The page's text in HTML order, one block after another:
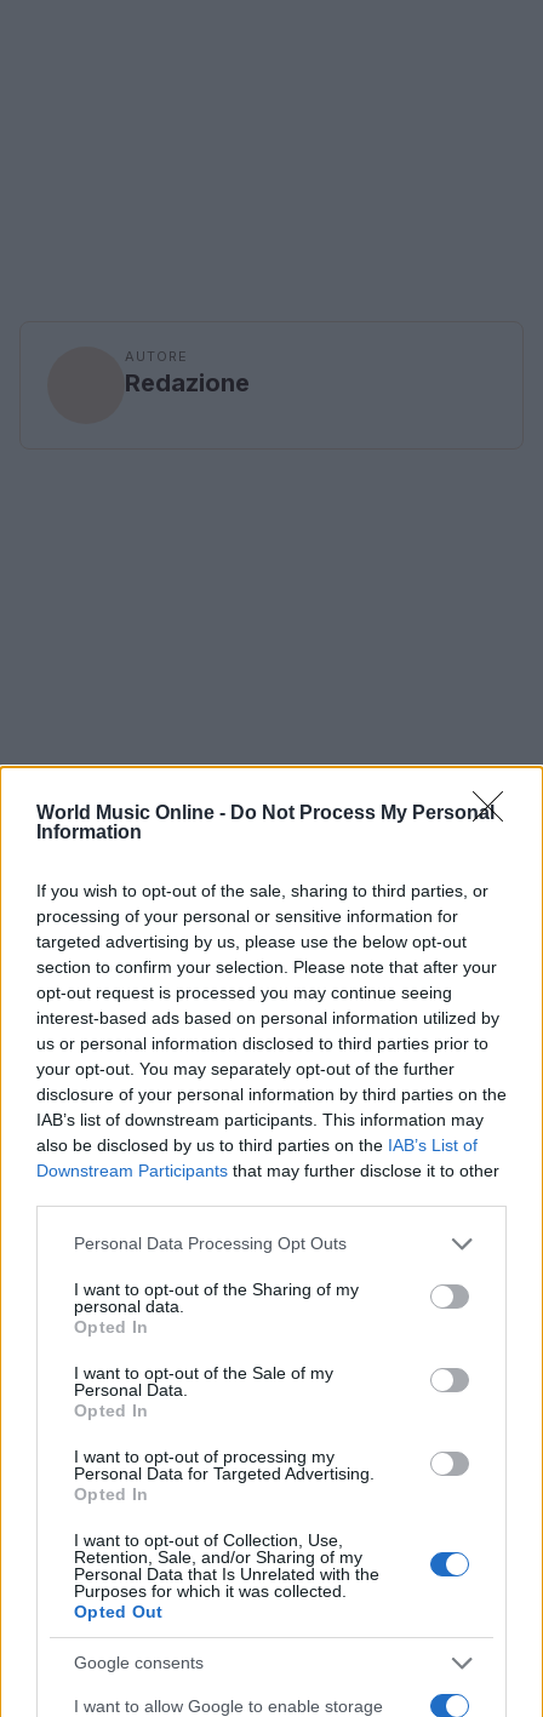
World Music Online - Do Not Process My Personal
Information
If you wish to opt-out of the sale, sharing to third parties, or
processing of your personal or sensitive information for
targeted advertising by us, please use the below opt-out
section to confirm your selection. Please note that after your
opt-out request is processed you may continue seeing
interest-based ads based on personal information utilized by
us or personal information disclosed to third parties prior to
your opt-out. You may separately opt-out of the further
disclosure of your personal information by third parties on the
IAB’s list of downstream participants. This information may
also be disclosed by us to third parties on the IAB’s List of
Downstream Participants that may further disclose it to other
Please note that this website/app uses one or more Google
not limited to your visit or usage behaviour. You may click to
grant or deny consent to Google and its third-party tags to
use your data for below specified purposes in below Google
consent section.
Personal Data Processing Opt Outs
I want to opt-out of the Sharing of my
personal data.
Opted In
I want to opt-out of the Sale of my
Personal Data.
Opted In
I want to opt-out of processing my
Personal Data for Targeted Advertising.
Opted In
I want to opt-out of Collection, Use,
Retention, Sale, and/or Sharing of my
Personal Data that Is Unrelated with the
Purposes for which it was collected.
Opted Out
Google consents
I want to allow Google to enable storage
AUTORE
Redazione
Continua a leggere
RECENSIONI
Harley Flanagan riflette sul futuro dei tour con i Cro-
Andrea Innocenti · 6 Ago 2026